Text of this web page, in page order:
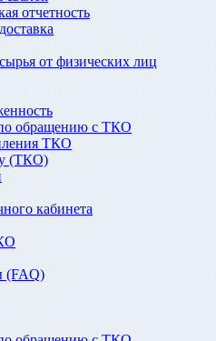
отчетность
от физических лиц
обращению с ТКО
ТКО
(ТКО)
кабинета
(FAQ)